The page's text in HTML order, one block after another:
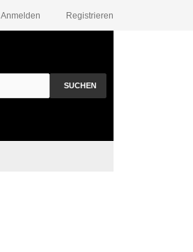
Registrieren
Anmelden
SUCHEN